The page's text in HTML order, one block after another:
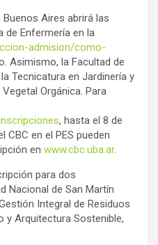
Buenos Aires abrirá las
de Enfermería en la
admision/como-
Asimismo, la Facultad de
Tecnicatura en Jardinería y
Orgánica. Para
, hasta el 8 de
CBC en el PES pueden
en www.cbc.uba.ar.
para dos
Nacional de San Martín
Integral de Residuos
y Arquitectura Sostenible,